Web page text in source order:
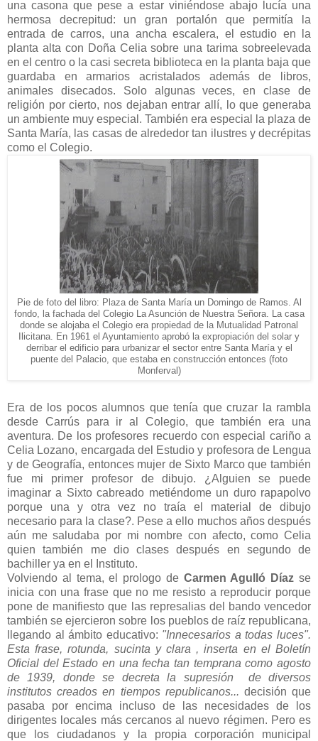
una casona que pese a estar viniéndose abajo lucía una
hermosa decrepitud: un gran portalón que permitía la
entrada de carros, una ancha escalera, el estudio en la
planta alta con Doña Celia sobre una tarima sobreelevada
en el centro o la casi secreta biblioteca en la planta baja que
guardaba en armarios acristalados además de libros,
animales disecados. Solo algunas veces, en clase de
religión por cierto, nos dejaban entrar allí, lo que generaba
un ambiente muy especial. También era especial la plaza de
Santa María, las casas de alrededor tan ilustres y decrépitas
como el Colegio.
Pie de foto del libro: Plaza de Santa María un Domingo de Ramos. Al
fondo, la fachada del Colegio La Asunción de Nuestra Señora. La casa
donde se alojaba el Colegio era propiedad de la Mutualidad Patronal
Ilicitana. En 1961 el Ayuntamiento aprobó la expropiación del solar y
derribar el edificio para urbanizar el sector entre Santa María y el
puente del Palacio, que estaba en construcción entonces (foto
Monferval)
Era de los pocos alumnos que tenía que cruzar la rambla
desde Carrús para ir al Colegio, que también era una
aventura. De los profesores recuerdo con especial cariño a
Celia Lozano, encargada del Estudio y profesora de Lengua
y de Geografía, entonces mujer de Sixto Marco que también
fue mi primer profesor de dibujo. ¿Alguien se puede
imaginar a Sixto cabreado metiéndome un duro rapapolvo
porque una y otra vez no traía el material de dibujo
necesario para la clase?. Pese a ello muchos años después
aún me saludaba por mi nombre con afecto, como Celia
quien también me dio clases después en segundo de
bachiller ya en el Instituto.
Volviendo al tema, el prologo de Carmen Agulló Díaz se
inicia con una frase que no me resisto a reproducir porque
pone de manifiesto que las represalias del bando vencedor
también se ejercieron sobre los pueblos de raíz republicana,
llegando al ámbito educativo: "Innecesarios a todas luces".
Esta frase, rotunda, sucinta y clara , inserta en el Boletín
Oficial del Estado en una fecha tan temprana como agosto
de 1939, donde se decreta la supresión de diversos
institutos creados en tiempos republicanos... decisión que
pasaba por encima incluso de las necesidades de los
dirigentes locales más cercanos al nuevo régimen. Pero es
que los ciudadanos y la propia corporación municipal